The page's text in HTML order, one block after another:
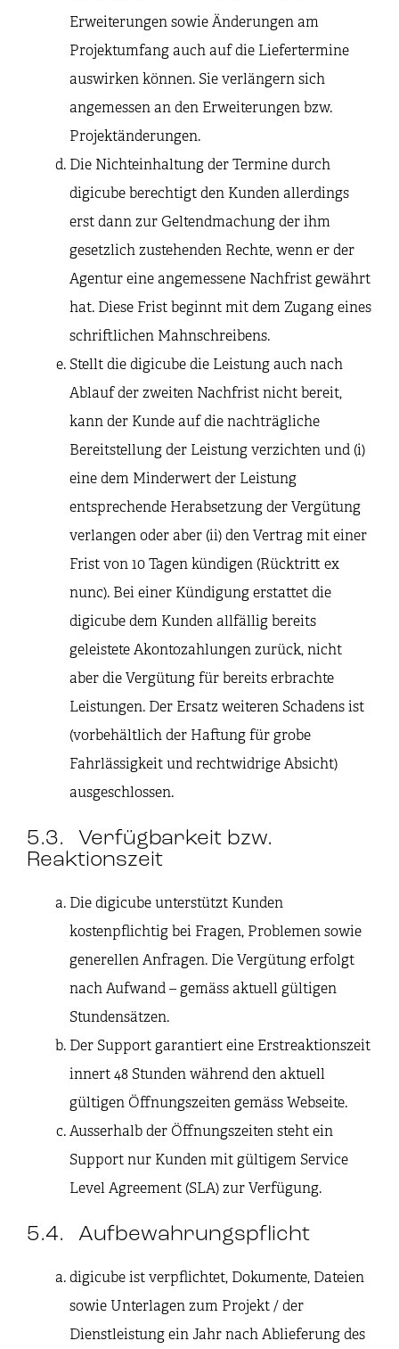
Erweiterungen sowie Änderungen am
Projektumfang auch auf die Liefertermine
auswirken können. Sie verlängern sich
angemessen an den Erweiterungen bzw.
Projektänderungen.
Die Nichteinhaltung der Termine durch
digicube berechtigt den Kunden allerdings
erst dann zur Geltendmachung der ihm
gesetzlich zustehenden Rechte, wenn er der
Agentur eine angemessene Nachfrist gewährt
hat. Diese Frist beginnt mit dem Zugang eines
schriftlichen Mahnschreibens.
Stellt die digicube die Leistung auch nach
Ablauf der zweiten Nachfrist nicht bereit,
kann der Kunde auf die nachträgliche
Bereitstellung der Leistung verzichten und (i)
eine dem Minderwert der Leistung
entsprechende Herabsetzung der Vergütung
verlangen oder aber (ii) den Vertrag mit einer
Frist von 10 Tagen kündigen (Rücktritt ex
nunc). Bei einer Kündigung erstattet die
digicube dem Kunden allfällig bereits
geleistete Akontozahlungen zurück, nicht
aber die Vergütung für bereits erbrachte
Leistungen. Der Ersatz weiteren Schadens ist
(vorbehältlich der Haftung für grobe
Fahrlässigkeit und rechtwidrige Absicht)
ausgeschlossen.
5.3. Verfügbarkeit bzw.
Reaktionszeit
Die digicube unterstützt Kunden
kostenpflichtig bei Fragen, Problemen sowie
generellen Anfragen. Die Vergütung erfolgt
nach Aufwand – gemäss aktuell gültigen
Stundensätzen.
Der Support garantiert eine Erstreaktionszeit
innert 48 Stunden während den aktuell
gültigen Öffnungszeiten gemäss Webseite.
Ausserhalb der Öffnungszeiten steht ein
Support nur Kunden mit gültigem Service
Level Agreement (SLA) zur Verfügung.
5.4. Aufbewahrungspflicht
digicube ist verpflichtet, Dokumente, Dateien
sowie Unterlagen zum Projekt / der
Dienstleistung ein Jahr nach Ablieferung des